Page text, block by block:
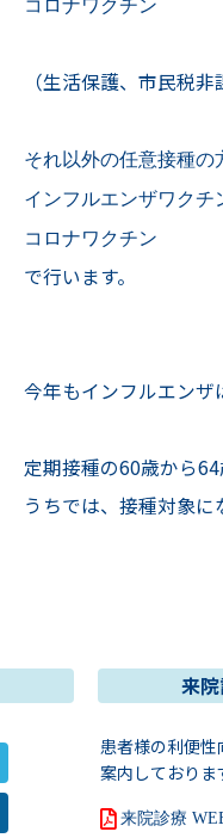
コロナワクチ
（生活保護、市民税
それ以外の任意接種の
インフルエンザワク
コロナワクチ
で行います。
今年もインフルエンザ
定期接種の60歳から
うちでは、接種対象に
来
患者様の利便
案内しておりま
来院診療